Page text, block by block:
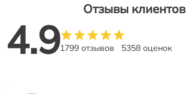
Отзывы клиентов
4.91799 отзывов 5358 оценок